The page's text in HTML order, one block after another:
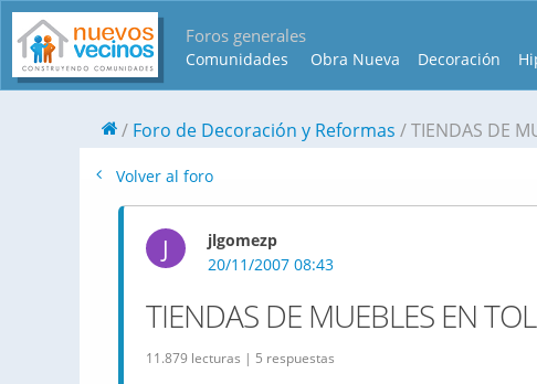
Foros generales
Comunidades Obra Nueva Decoración
Foro de Decoración y Reformas TIENDAS DE
Volver al foro
J
jlgomezp
20/11/2007 08:43
TIENDAS DE MUEBLES EN
11.879 lecturas | 5 respuestas